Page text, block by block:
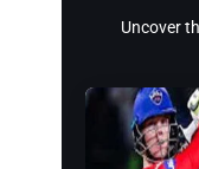
Uncover